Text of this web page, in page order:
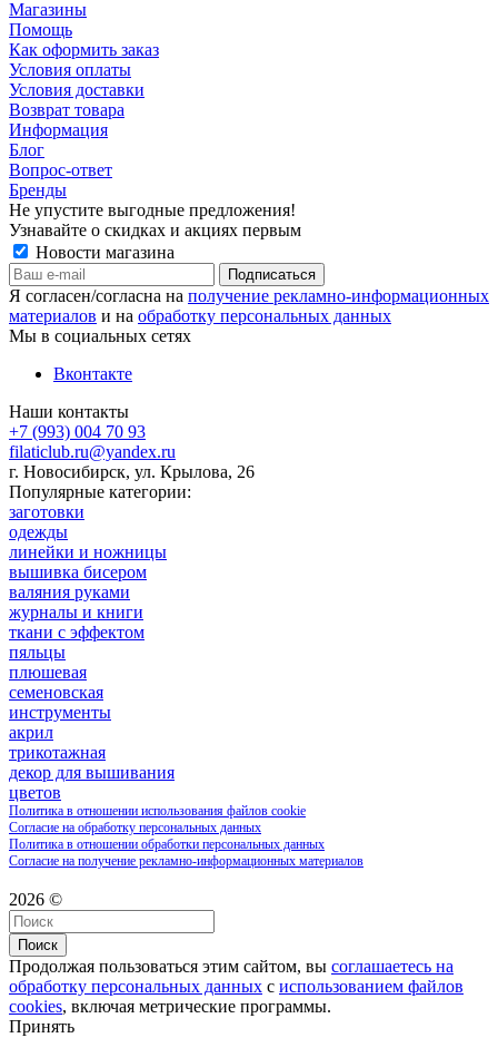
Магазины
Помощь
Как оформить заказ
Условия оплаты
Условия доставки
Возврат товара
Информация
Блог
Вопрос-ответ
Бренды
Не упустите выгодные предложения!
Узнавайте о скидках и акциях первым
Новости магазина
Я согласен/согласна на получение рекламно-информационных
материалов и на обработку персональных данных
Мы в социальных сетях
Вконтакте
Наши контакты
+7 (993) 004 70 93
filaticlub.ru@yandex.ru
г. Новосибирск, ул. Крылова, 26
Популярные категории:
заготовки
одежды
линейки и ножницы
вышивка бисером
валяния руками
журналы и книги
ткани с эффектом
пяльцы
плюшевая
семеновская
инструменты
акрил
трикотажная
декор для вышивания
цветов
Политика в отношении использования файлов cookie
Согласие на обработку персональных данных
Политика в отношении обработки персональных данных
Согласие на получение рекламно-информационных материалов
2026 ©
Поиск
Продолжая пользоваться этим сайтом, вы соглашаетесь на
обработку персональных данных с использованием файлов
cookies, включая метрические программы.
Принять